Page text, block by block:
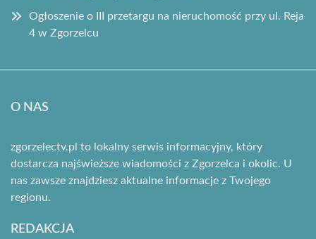
Ogłoszenie o III przetargu na nieruchomość przy ul. Reja
4 w Zgorzelcu
O NAS
zgorzelectv.pl to lokalny serwis informacyjny, który
dostarcza najświeższe wiadomości z Zgorzelca i okolic. U
nas zawsze znajdziesz aktualne informacje z Twojego
regionu.
REDAKCJA